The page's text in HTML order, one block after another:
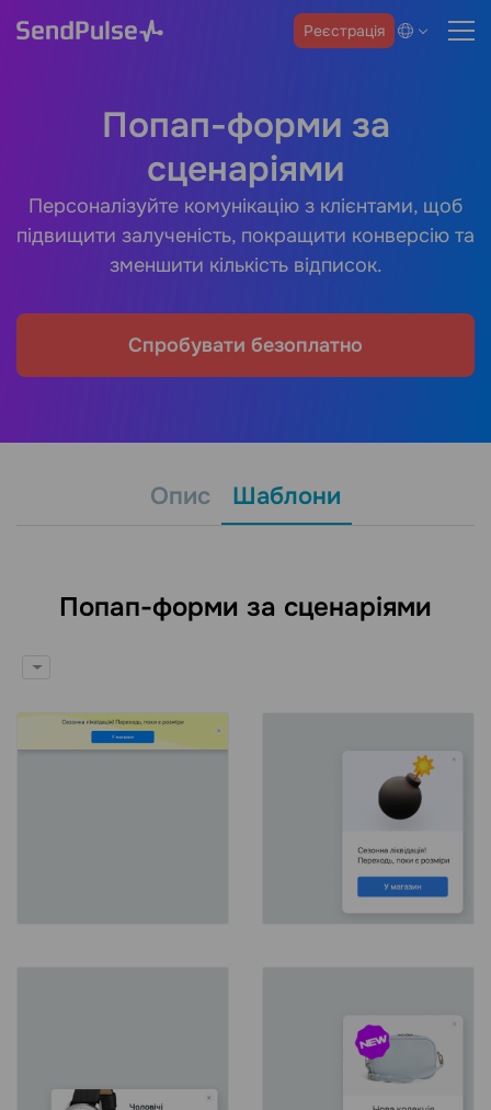
Реєстрація
Попап-форми за
сценаріями
Персоналізуйте комунікацію з клієнтами, щоб
підвищити залученість, покращити конверсію та
зменшити кількість відписок.
Спробувати безоплатно
Опис Шаблони
Попап-форми за сценаріями